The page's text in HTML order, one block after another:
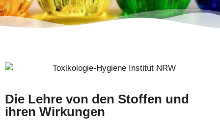
Die Lehre von den Stoffen und
ihren Wirkungen